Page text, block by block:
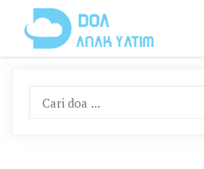
Content